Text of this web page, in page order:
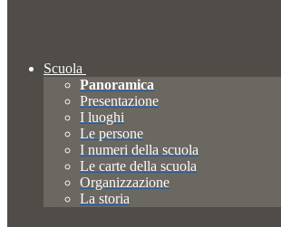
Scuola
Panoramica
Presentazione
I luoghi
Le persone
I numeri della scuola
Le carte della scuola
Organizzazione
La storia